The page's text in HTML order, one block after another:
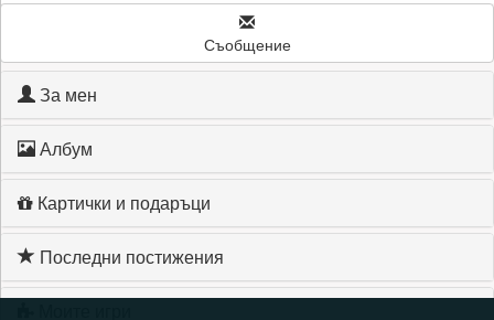
Съобщение
За мен
Албум
Картички и подаръци
Последни постижения